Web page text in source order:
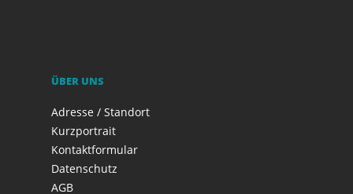
ÜBER UNS
Adresse / Standort
Kurzportrait
Kontaktformular
Datenschutz
AGB